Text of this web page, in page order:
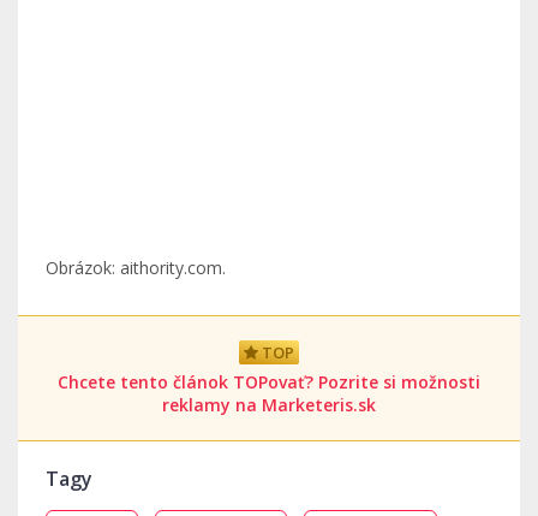
Obrázok: aithority.com.
TOP
Chcete tento článok TOPovať? Pozrite si možnosti
reklamy na Marketeris.sk
Tagy